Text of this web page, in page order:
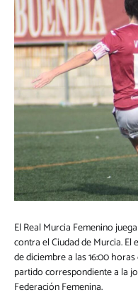
El Real Murcia Femenino
contra el Ciudad de Murcia.
de diciembre a las 16:00
partido correspondiente a la
Federación Femenina.